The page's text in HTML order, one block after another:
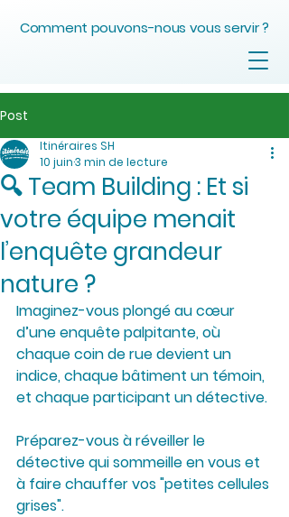
Comment pouvons-nous vous servir ?
Post
🔍 Team Building : Et si
votre équipe menait
l’enquête grandeur
nature ?
Itinéraires SH
10 juin3 min de lecture
Imaginez-vous plongé au cœur
d’une enquête palpitante, où
chaque coin de rue devient un
indice, chaque bâtiment un témoin,
et chaque participant un détective.
Préparez-vous à réveiller le
détective qui sommeille en vous et
à faire chauffer vos "petites cellules
grises".